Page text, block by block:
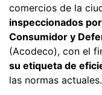
comercios de la
inspeccionados
Consumidor y
(Acodeco), con el
su etiqueta de
las normas actuales.